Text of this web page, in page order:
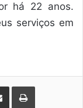
há 22 anos.
serviços em
Compartilhar via e-mail Imprimir